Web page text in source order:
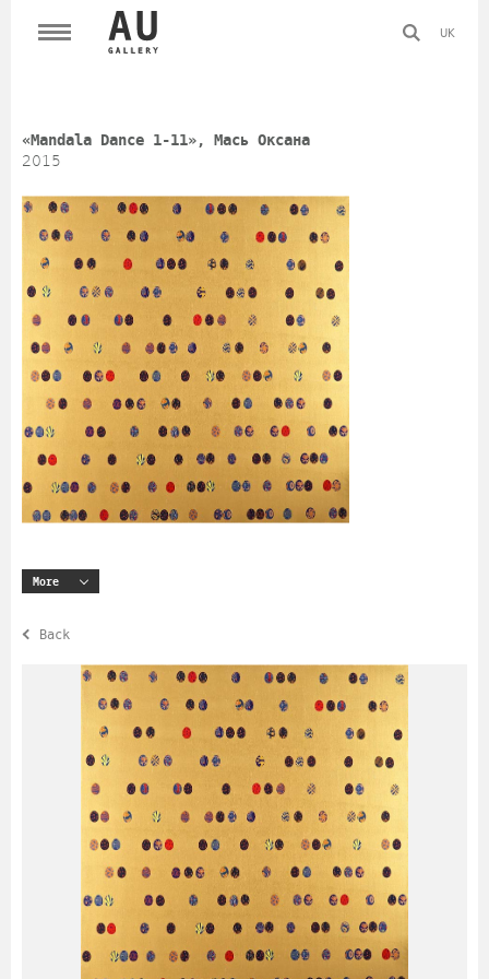
UK
«Mandala Dance 1-11», Мась Оксана
2015
More
Back